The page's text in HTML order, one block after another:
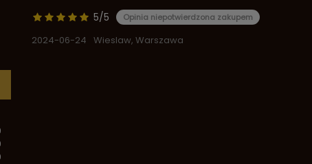
5/5 Opinia niepotwierdzona zakupem
2024-06-24 Wieslaw, Warszawa